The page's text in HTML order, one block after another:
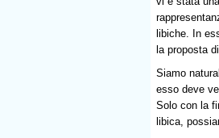
libiche. In
la proposta
Siamo
esso deve
Solo con la
libica,